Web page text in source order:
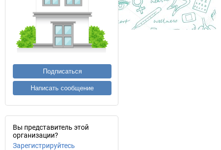
Подписаться
Написать сообщение
Вы представитель этой
организации?
Зарегистрируйтесь